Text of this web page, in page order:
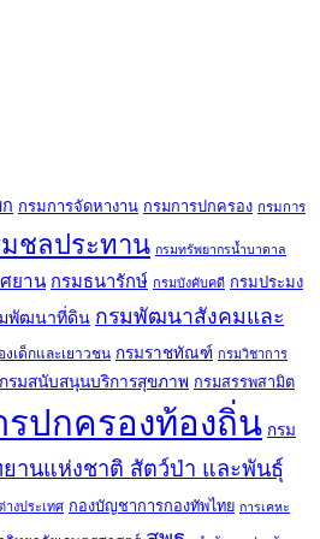
กรมการจัดหางาน กรมการปกครอง กรมการ
ชลประทาน กรมทรัพยากรน้ำบาดาล
ยาน กรมธนารักษ์ กรมบังคับคดี กรมประมง
พัฒนาที่ดิน กรมพัฒนาสังคมและ
เด็กและเยาวชน กรมราชทัณฑ์ กรมวิชาการ
กรมสนับสนุนบริการสุขภาพ กรมสรรพสามิต
รปกครองท้องถิ่น กรม
านแห่งชาติ สัตว์ป่า และพันธุ์
างประเทศ กองบัญชาการกองทัพไทย การเคหะ